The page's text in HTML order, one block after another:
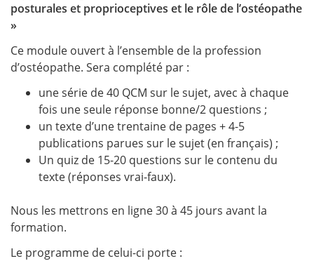
posturales et proprioceptives et le rôle de l’ostéopathe
»
Ce module ouvert à l’ensemble de la profession
d’ostéopathe. Sera complété par :
une série de 40 QCM sur le sujet, avec à chaque
fois une seule réponse bonne/2 questions ;
un texte d’une trentaine de pages + 4-5
publications parues sur le sujet (en français) ;
Un quiz de 15-20 questions sur le contenu du
texte (réponses vrai-faux).
Nous les mettrons en ligne 30 à 45 jours avant la
formation.
Le programme de celui-ci porte :